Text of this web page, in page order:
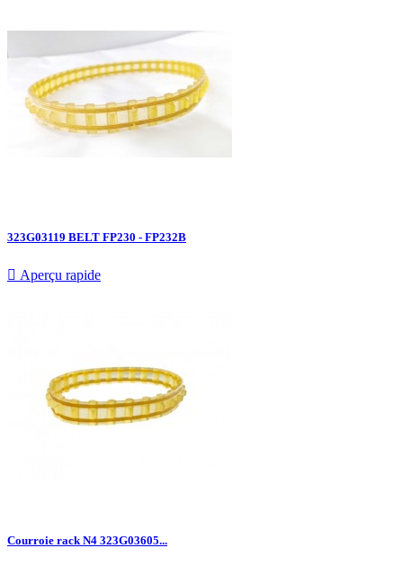
323G03119 BELT FP230 - FP232B
 Aperçu rapide
Courroie rack N4 323G03605...